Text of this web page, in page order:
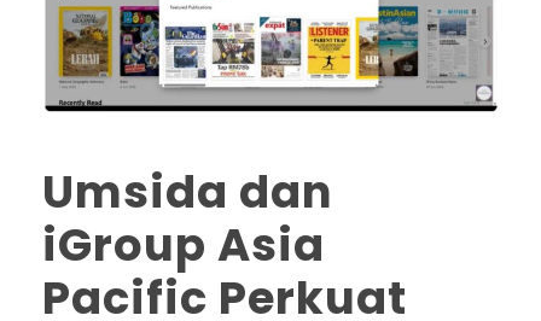
Umsida dan
iGroup Asia
Pacific Perkuat